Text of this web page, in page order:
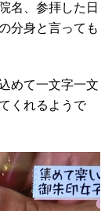
名、参拝した日
分身と言っても
めて一文字一文
くれるようで